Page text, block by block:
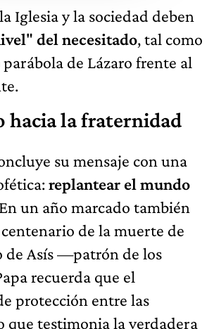
Iglesia y la sociedad deben
" del necesitado, tal como
de Lázaro frente al
hacia la fraternidad
su mensaje con una
replantear el mundo
un año marcado también
de la muerte de
de Asís —patrón de los
recuerda que el
protección entre las
que testimonia la verdadera